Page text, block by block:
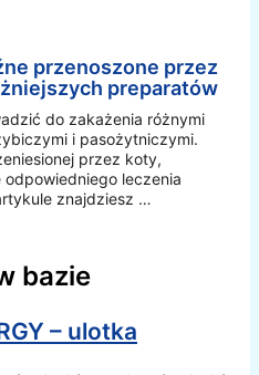
przenoszone przez
preparatów
do zakażenia różnymi
i pasożytniczymi.
przez koty,
leczenia
znajdziesz …
bazie
– ulotka